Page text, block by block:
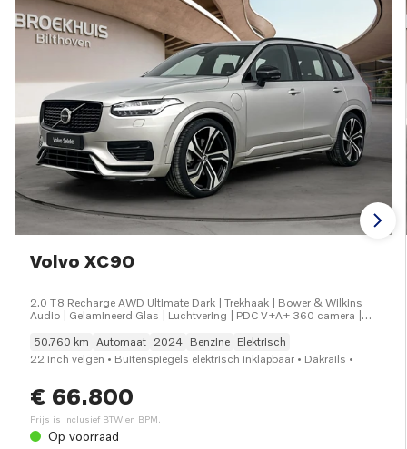
Volvo XC90
2.0 T8 Recharge AWD Ultimate Dark | Trekhaak | Bower & Wilkins
Audio | Gelamineerd Glas | Luchtvering | PDC V+A+ 360 camera |
50.760 km Automaat 2024 Benzine Elektrisch
22 inch velgen • Buitenspiegels elektrisch inklapbaar • Dakrails •
Auto|telefoonintegratie premium • Audio installatie high end •
Bluetooth telefoonvoorbereiding • Connected services • DAB
ontvanger • Draadloze telefoonlader • Head-up display •
Navigatiesysteem full map • Volledig digitaal instrumentenpaneel •
€ 66.800
Prijs is inclusief BTW en BPM.
Op voorraad